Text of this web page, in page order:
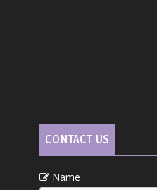
CONTACT US
Name